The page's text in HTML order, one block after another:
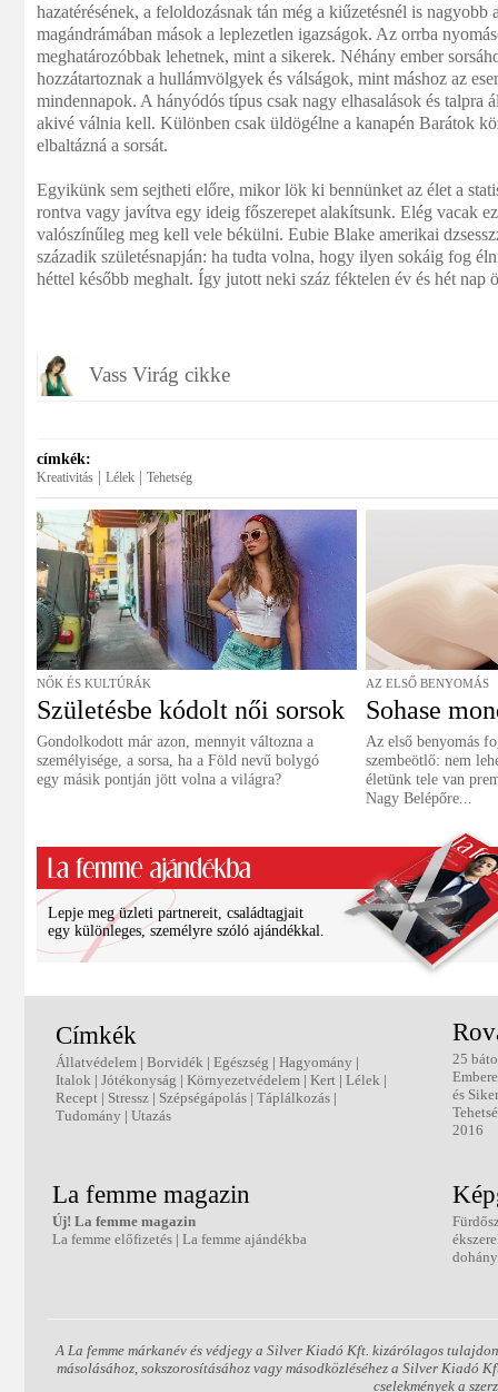
hazatérésének, a feloldozásnak tán még a kiűzetésnél is nagyobb
magándrámában mások a leplezetlen igazságok. Az orrba
meghatározóbbak lehetnek, mint a sikerek. Néhány ember
hozzátartoznak a hullámvölgyek és válságok, mint máshoz az
mindennapok. A hányódós típus csak nagy elhasalások és talpra
akivé válnia kell. Különben csak üldögélne a kanapén Barátok
elbaltázná a sorsát.
Egyikünk sem sejtheti előre, mikor lök ki bennünket az élet a
rontva vagy javítva egy ideig főszerepet alakítsunk. Elég vacak
valószínűleg meg kell vele békülni. Eubie Blake amerikai
századik születésnapján: ha tudta volna, hogy ilyen sokáig fog
héttel később meghalt. Így jutott neki száz féktelen év és hét nap
Vass Virág cikke
címkék:
Kreativitás Lélek Tehetség
NŐK ÉS KULTÚRÁK
Születésbe kódolt női sorsok
Gondolkodott már azon, mennyit változna a
személyisége, a sorsa, ha a Föld nevű bolygó
egy másik pontján jött volna a világra?
AZ ELSŐ BENYOMÁS
Sohase
Az első benyomás
szembeötlő: nem
életünk tele van
Nagy Belépőre...
Lepje meg üzleti partnereit, családtagjait
egy különleges, személyre szóló ajándékkal.
Címkék
Állatvédelem | Borvidék | Egészség | Hagyomány |
Italok | Jótékonyság | Környezetvédelem | Kert | Lélek |
Recept | Stressz | Szépségápolás | Táplálkozás |
Tudomány | Utazás
25
és
2016
La femme magazin
Új! La femme magazin
La femme előfizetés | La femme ajándékba
A La femme márkanév és védjegy a Silver Kiadó Kft. kizárólagos
másolásához, sokszorosításához vagy másodközléséhez a Silver Kiadó
cselekmények a